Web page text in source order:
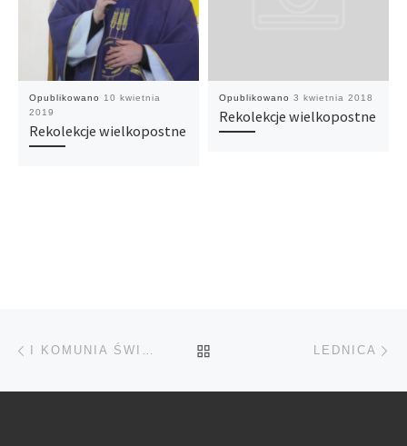
Opublikowano
10 kwietnia
2019
Rekolekcje wielkopostne
Opublikowano 3 kwietnia 2018
Rekolekcje wielkopostne
Przeglądanie Wpisów
I KOMUNIA ŚWIĘTA POWRÓT DO LISTY
LEDNICA